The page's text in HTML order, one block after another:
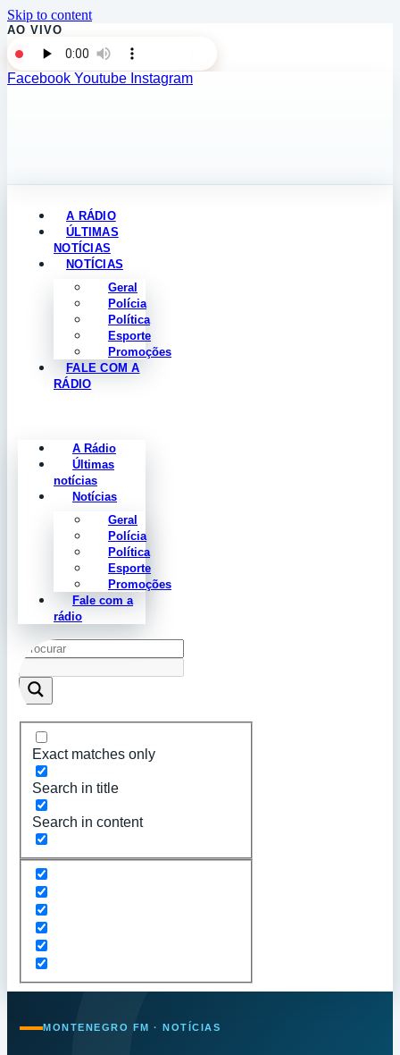
Skip to content
AO VIVO
Facebook Youtube Instagram
A RÁDIO
ÚLTIMAS
NOTÍCIAS
NOTÍCIAS
Geral
Polícia
Política
Esporte
Promoções
FALE COM A
RÁDIO
A Rádio
Últimas
notícias
Notícias
Geral
Polícia
Política
Esporte
Promoções
Fale com a
rádio
Exact matches only
Search in title
Search in content
MONTENEGRO FM · NOTÍCIAS